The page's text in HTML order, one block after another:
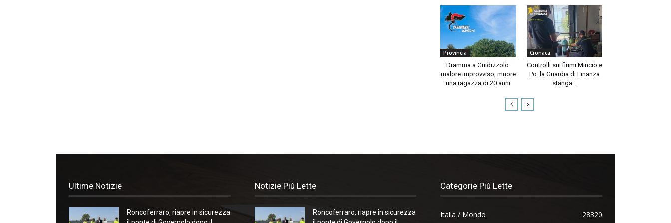
Provincia
Dramma a Guidizzolo:
malore improvviso, muore
una ragazza di 20 anni
Cronaca
Controlli sui fiumi Mincio e
Po: la Guardia di Finanza
stanga...
Ultime Notizie
Roncoferraro, riapre in sicurezza
Notizie Più Lette
Roncoferraro, riapre in sicurezza
Categorie Più Lette
Italia / Mondo 28320